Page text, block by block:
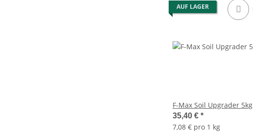
AUF LAGER
F-Max Soil Upgrader 5kg
35,40 € *
7,08 € pro 1 kg